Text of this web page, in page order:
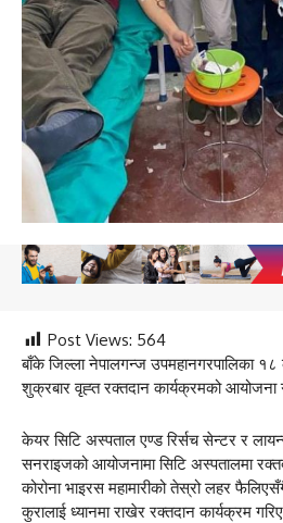
Post Views: 564
बाँके जिल्ला नेपालगन्ज उपमहानगरपालिका १८
शुक्रबार वृह्त रक्तदान कार्यक्रमको आयोजना
केयर सिटि अस्पताल एण्ड रिर्सच सेन्टर र
सनराइजको आयोजनामा सिटि अस्पतालमा
कोरोना भाइरस महामारीको तेस्रो लहर
कुरालाई ध्यानमा राखेर रक्तदान कार्यक्रम